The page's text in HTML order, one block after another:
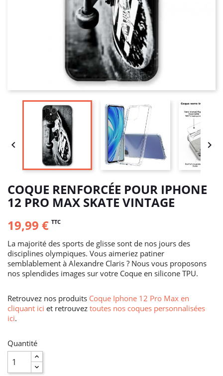
 
COQUE RENFORCÉE POUR IPHONE
12 PRO MAX SKATE VINTAGE
19,99 € TTC
La majorité des sports de glisse sont de nos jours des
disciplines olympiques. Vous aimeriez patiner
semblablement à Alexandre Claris ? Nous vous proposons
nos splendides images sur votre Coque en silicone TPU.
Retrouvez nos produits Coque Iphone 12 Pro Max en
cliquant ici et retrouvez toutes nos coques personnalisées
ici.
Quantité